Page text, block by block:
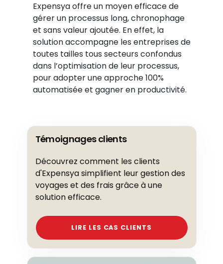
Expensya offre un moyen efficace de
gérer un processus long, chronophage
et sans valeur ajoutée. En effet, la
solution accompagne les entreprises de
toutes tailles tous secteurs confondus
dans l’optimisation de leur processus,
pour adopter une approche 100%
automatisée et gagner en productivité.
Témoignages clients
Découvrez comment les clients
d'Expensya simplifient leur gestion des
voyages et des frais grâce à une
solution efficace.
LIRE LES CAS CLIENTS